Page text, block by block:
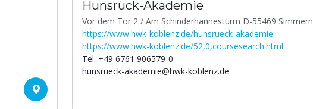
Hunsrück-Akademie
Vor dem Tor 2 / Am Schinderhannesturm D-55469 Simmern
https://www.hwk-koblenz.de/hunsrueck-akademie
https://www.hwk-koblenz.de/52,0,coursesearch.html
Tel. +49 6761 906579-0
hunsrueck-akademie@hwk-koblenz.de